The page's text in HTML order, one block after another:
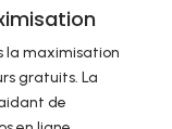
la maximisation
gratuits. La
de